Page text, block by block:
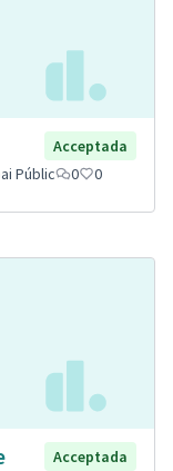
Acceptada
Públic 0 0
Acceptada